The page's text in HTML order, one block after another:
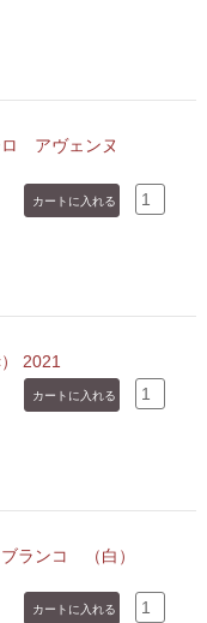
ロ アヴェンヌ
2021
ランコ （白）